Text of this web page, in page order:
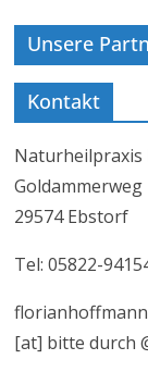
Unsere
Kontakt
Naturheilpraxis
Goldammerweg
29574 Ebstorf
Tel: 05822-
[at] bitte durch